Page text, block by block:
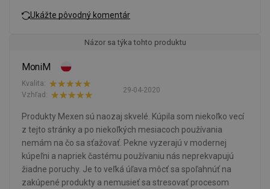
Ukážte pôvodný komentár
Názor sa týka tohto produktu
MoniM
29-04-2020
Kvalita:
Vzhľad:
Produkty Mexen sú naozaj skvelé. Kúpila som niekoľko vecí
z tejto stránky a po niekoľkých mesiacoch používania
nemám na čo sa sťažovať. Pekne vyzerajú v modernej
kúpeľni a napriek častému používaniu nás neprekvapujú
žiadne poruchy. Je to veľká úľava môcť sa spoľahnúť na
zakúpené produkty a nemusieť sa stresovať procesom